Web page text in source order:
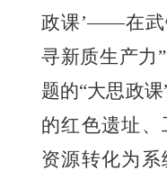
政课’——在武
寻新质生产力
题的“大思政
的红色遗址
资源转化为